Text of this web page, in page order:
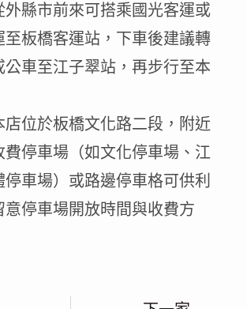
外縣市前來可搭乘國光客運或
至板橋客運站，下車後建議轉
公車至江子翠站，再步行至本
店位於板橋文化路二段，附近
費停車場（如文化停車場、江
停車場）或路邊停車格可供利
意停車場開放時間與收費方